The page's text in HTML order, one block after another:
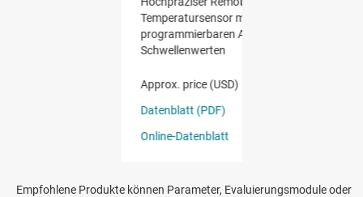
Empfohlene Produkte können Parameter, Evaluierungsmodule oder